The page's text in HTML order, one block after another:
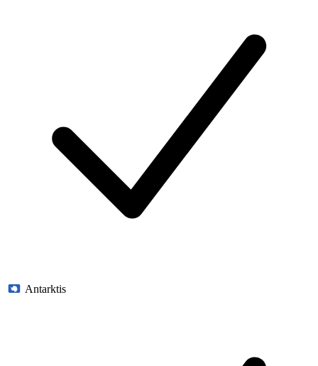
Antarktis